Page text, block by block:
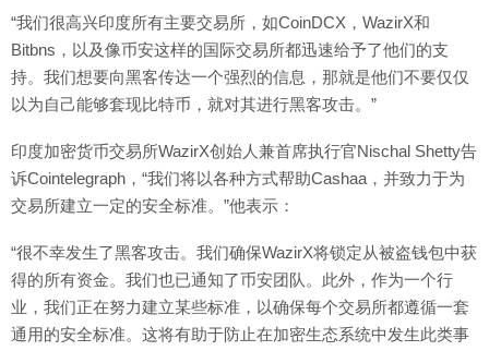
“我们很高兴印度所有主要交易所，如CoinDCX，WazirX和
Bitbns，以及像币安这样的国际交易所都迅速给予了他们的支
持。我们想要向黑客传达一个强烈的信息，那就是他们不要仅仅
以为自己能够套现比特币，就对其进行黑客攻击。”
印度加密货币交易所WazirX创始人兼首席执行官Nischal Shetty告
诉Cointelegraph，“我们将以各种方式帮助Cashaa，并致力于为
交易所建立一定的安全标准。”他表示：
“很不幸发生了黑客攻击。我们确保WazirX将锁定从被盗钱包中获
得的所有资金。我们也已通知了币安团队。此外，作为一个行
业，我们正在努力建立某些标准，以确保每个交易所都遵循一套
通用的安全标准。这将有助于防止在加密生态系统中发生此类事